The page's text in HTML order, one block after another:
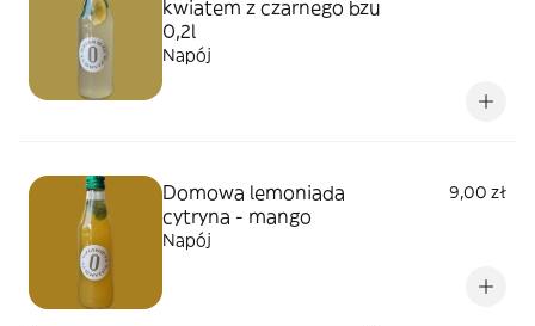
kwiatem z czarnego bzu
0,2l
Napój
Domowa lemoniada
cytryna - mango
9,00 zł
Napój